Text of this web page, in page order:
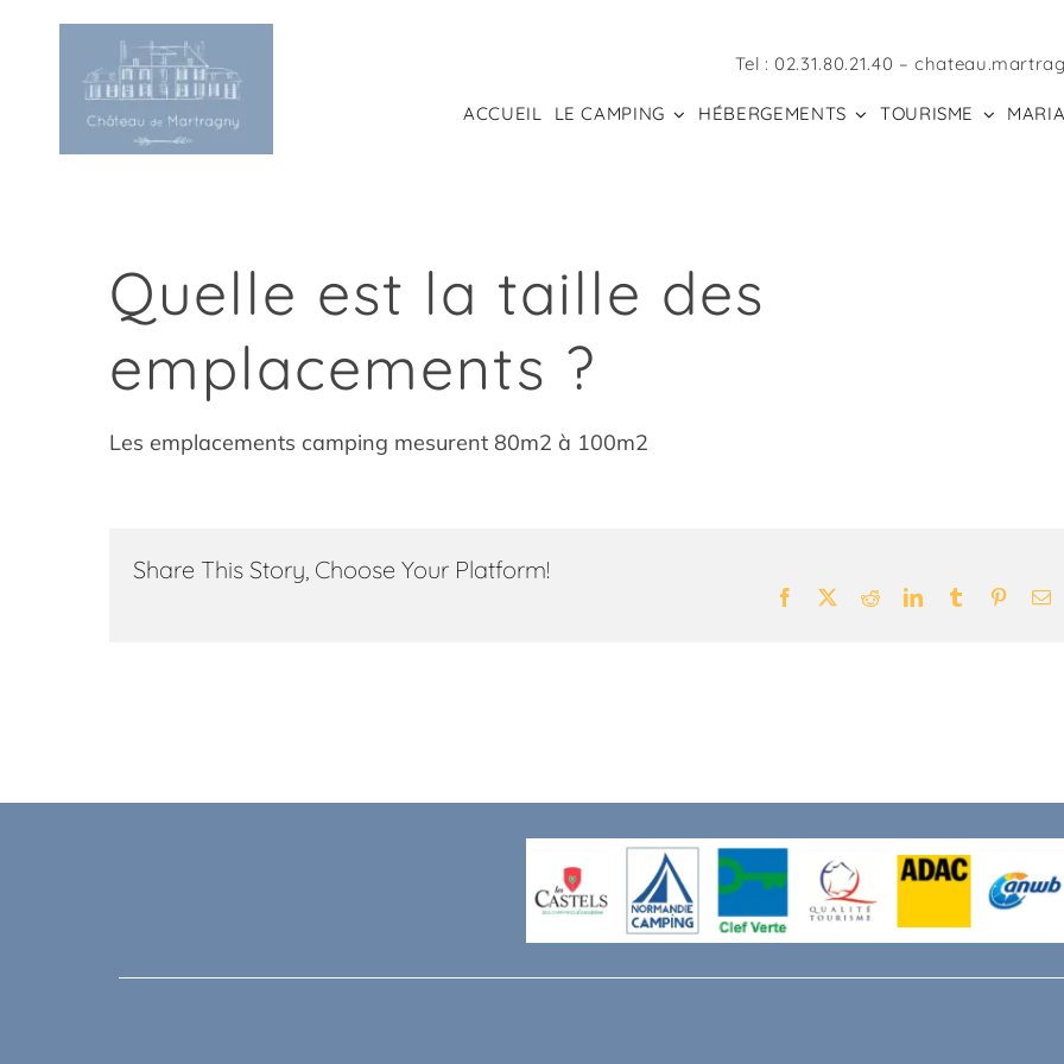
Tel :02.31.80.21.40 –
ACCUEIL LE CAMPING HÉBERGEMENTS TOURISME
Quelle est la taille des
emplacements ?
Les emplacements camping mesurent 80m2 à 100m2
Share This Story, Choose Your Platform!
Facebook RedditLinkedInTumblr Pinterest